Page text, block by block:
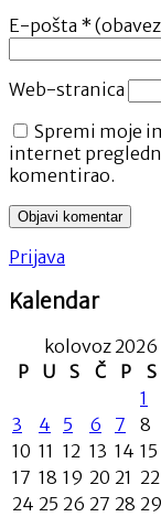
E-pošta *
Web-stranica
Spremi moje
internet
komentirao.
Prijava
Kalendar
kolovoz 2026
P
U S Č P S
1
3
4 5 6 7 8
10 11 12 13 14 15
17 18 19 20 21 22
24 25 26 27 28 29